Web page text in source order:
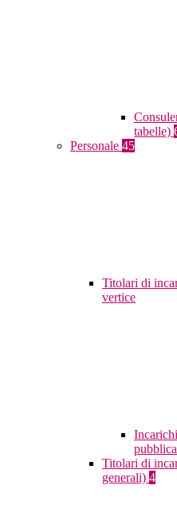
tabelle)
Personale 45
Titolari di
vertice
Titolari di
generali) 4